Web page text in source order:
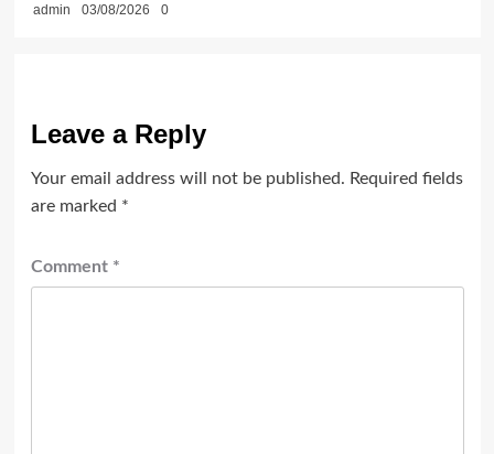
admin 03/08/2026 0
Leave a Reply
Your email address will not be published. Required fields
are marked *
Comment *